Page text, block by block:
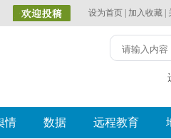
设为首页 加入收藏
情 数据 远程教育